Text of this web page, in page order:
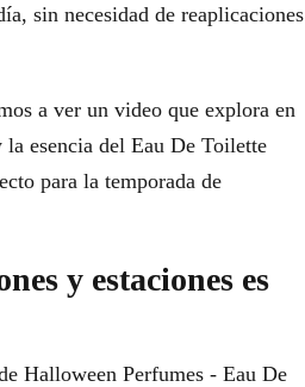
sin necesidad de reaplicaciones
a ver un video que explora en
esencia del Eau De Toilette
para la temporada de
y estaciones es
Halloween Perfumes - Eau De